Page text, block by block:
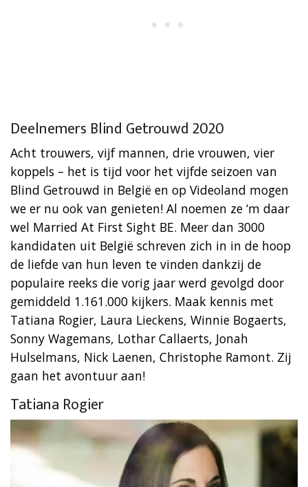
Deelnemers Blind Getrouwd 2020
Acht trouwers, vijf mannen, drie vrouwen, vier
koppels – het is tijd voor het vijfde seizoen van
Blind Getrouwd in België en op Videoland mogen
we er nu ook van genieten! Al noemen ze ‘m daar
wel Married At First Sight BE. Meer dan 3000
kandidaten uit België schreven zich in in de hoop
de liefde van hun leven te vinden dankzij de
populaire reeks die vorig jaar werd gevolgd door
gemiddeld 1.161.000 kijkers. Maak kennis met
Tatiana Rogier, Laura Lieckens, Winnie Bogaerts,
Sonny Wagemans, Lothar Callaerts, Jonah
Hulselmans, Nick Laenen, Christophe Ramont. Zij
gaan het avontuur aan!
Tatiana Rogier